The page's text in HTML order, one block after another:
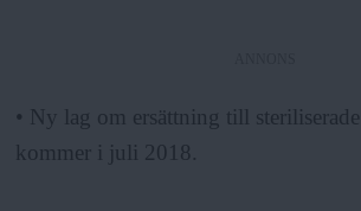
a
• Ny lag om ersättning till steriliserade
kommer i juli 2018.